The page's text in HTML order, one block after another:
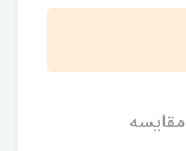
مقایسه